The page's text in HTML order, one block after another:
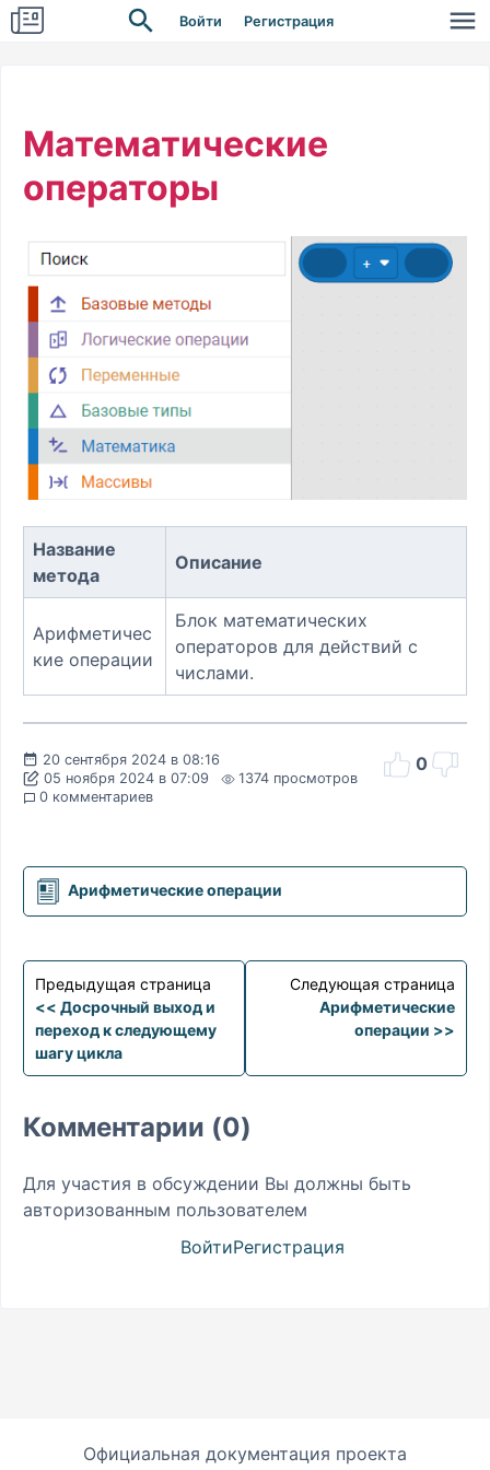
Войти Регистрация
Математические
операторы
Название
метода
Описание
Арифметичес
кие операции
Блок математических
операторов для действий с
числами.
20 сентября 2024 в 08:16
05 ноября 2024 в 07:09
1374 просмотров
0 комментариев
0
Арифметические операции
Предыдущая страница
<< Досрочный выход и
переход к следующему
шагу цикла
Следующая страница
Арифметические
операции >>
Комментарии (0)
Для участия в обсуждении Вы должны быть
авторизованным пользователем
ВойтиРегистрация
Официальная документация проекта